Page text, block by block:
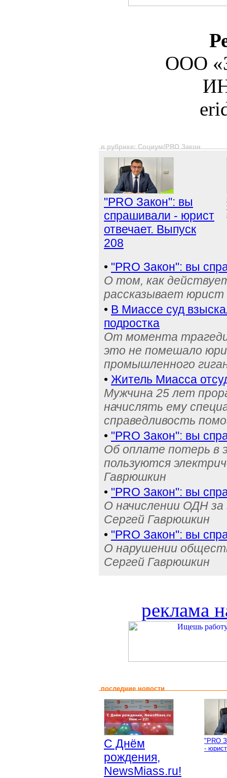
ООО
в рубрике: Социум/PRO Закон
"PRO Закон": вы
спрашивали - юрист
отвечает. Выпуск
208
• "PRO Закон": вы
О том, как
рассказывает
• В Миассе суд
подростка
От момента
это не помешало
промышленного
• Житель Миасса
Мужчина 25 лет
начислять ему
справедливость
• "PRO Закон": вы
Об оплате потерь в
пользуются
Гаврюшкин
• "PRO Закон": вы
О начислении ОДН
Сергей Гаврюшкин
• "PRO Закон": вы
О нарушении
Сергей Гаврюшкин
реклама
последние новости
С Днём
рождения,
NewsMiass.ru!
"PRO
-